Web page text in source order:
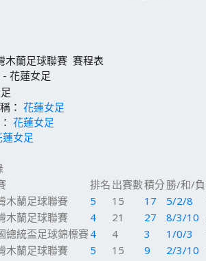
木蘭足球聯賽 賽程表
花蓮女足
： 花蓮女足
花蓮女足
蓮女足
排名 出賽數積分勝/和/負
木蘭足球聯賽 5 15 17 5/2/8
木蘭足球聯賽 4 21 27 8/3/10
總統盃足球錦標賽 4 4 3 1/0/3
木蘭足球聯賽 5 15 9 2/3/10